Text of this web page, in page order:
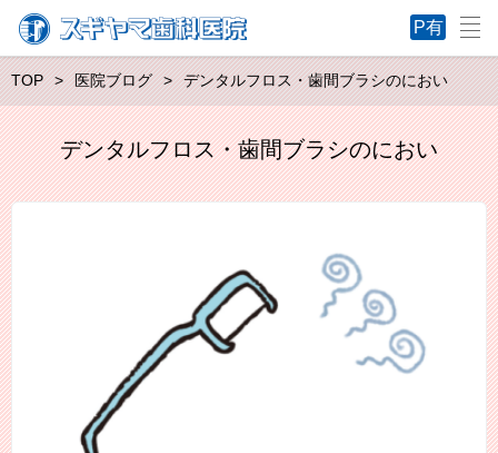
TOP 医院ブログ デンタルフロス・歯間ブラシのにおい
デンタルフロス・歯間ブラシのにおい